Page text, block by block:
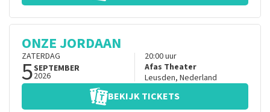
ONZE JORDAAN
ZATERDAG
5SEPTEMBER
2026
20:00uur
Afas Theater
Leusden, Nederland
BEKIJK TICKETS